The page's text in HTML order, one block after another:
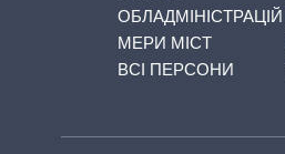
ОБЛАДМІНІСТРАЦІЙ
МЕРИ МІСТ
ВСІ ПЕРСОНИ